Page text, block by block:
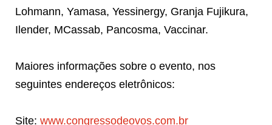
Lohmann, Yamasa, Yessinergy, Granja Fujikura,
Ilender, MCassab, Pancosma, Vaccinar.
Maiores informações sobre o evento, nos
seguintes endereços eletrônicos:
Site: www.congressodeovos.com.br